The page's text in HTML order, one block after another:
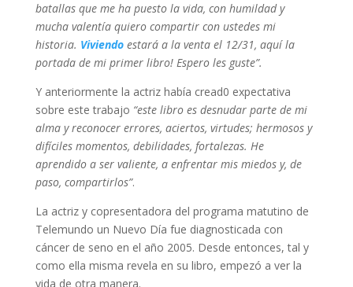
batallas que me ha puesto la vida, con humildad y
mucha valentía quiero compartir con ustedes mi
historia. Viviendoestará a la venta el 12/31, aquí la
portada de mi primer libro! Espero les guste”.
Y anteriormente la actriz había cread0 expectativa
sobre este trabajo “este libro es desnudar parte de mi
alma y reconocer errores, aciertos, virtudes; hermosos y
difíciles momentos, debilidades, fortalezas. He
aprendido a ser valiente, a enfrentar mis miedos y, de
paso, compartirlos”.
La actriz y copresentadora del programa matutino de
Telemundo un Nuevo Día fue diagnosticada con
cáncer de seno en el año 2005. Desde entonces, tal y
como ella misma revela en su libro, empezó a ver la
vida de otra manera.